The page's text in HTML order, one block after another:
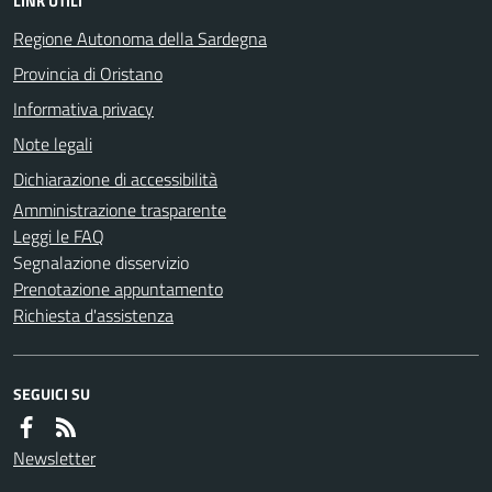
Regione Autonoma della Sardegna
Provincia di Oristano
Informativa privacy
Note legali
Dichiarazione di accessibilità
Amministrazione trasparente
Leggi le FAQ
Segnalazione disservizio
Prenotazione appuntamento
Richiesta d'assistenza
SEGUICI SU
Newsletter